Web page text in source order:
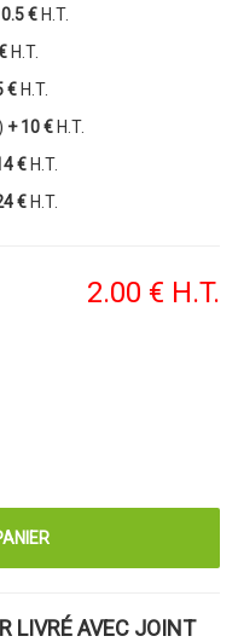
€ H.T.
H.T.
€ H.T.
+ 10 € H.T.
€ H.T.
€ H.T.
2.00 € H.T.
LIVRÉ AVEC JOINT